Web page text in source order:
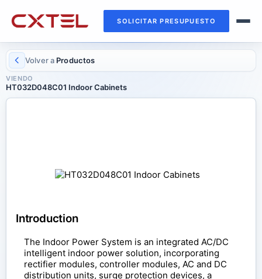
SOLICITAR PRESUPUESTO
Volver a Productos
VIENDO
HT032D048C01 Indoor Cabinets
Introduction
The Indoor Power System is an integrated AC/DC
intelligent indoor power solution, incorporating
rectifier modules, controller modules, AC and DC
distribution units, surge protection devices, a